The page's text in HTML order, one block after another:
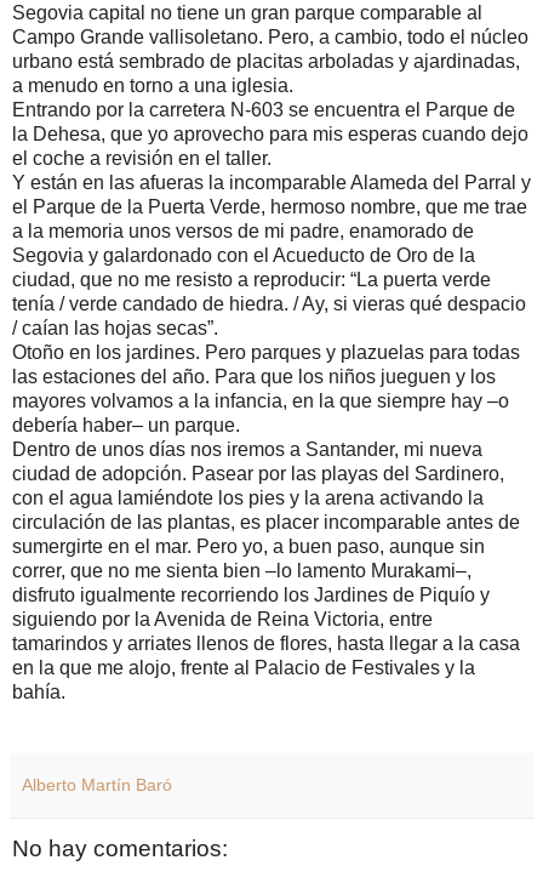
Segovia capital no tiene un gran parque comparable al
Campo Grande vallisoletano. Pero, a cambio, todo el núcleo
urbano está sembrado de placitas arboladas y ajardinadas,
a menudo en torno a una iglesia.
Entrando por la carretera N-603 se encuentra el Parque de
la Dehesa, que yo aprovecho para mis esperas cuando dejo
el coche a revisión en el taller.
Y están en las afueras la incomparable Alameda del Parral y
el Parque de la Puerta Verde, hermoso nombre, que me trae
a la memoria unos versos de mi padre, enamorado de
Segovia y galardonado con el Acueducto de Oro de la
ciudad, que no me resisto a reproducir: “La puerta verde
tenía / verde candado de hiedra. / Ay, si vieras qué despacio
/ caían las hojas secas”.
Otoño en los jardines. Pero parques y plazuelas para todas
las estaciones del año. Para que los niños jueguen y los
mayores volvamos a la infancia, en la que siempre hay –o
debería haber– un parque.
Dentro de unos días nos iremos a Santander, mi nueva
ciudad de adopción. Pasear por las playas del Sardinero,
con el agua lamiéndote los pies y la arena activando la
circulación de las plantas, es placer incomparable antes de
sumergirte en el mar. Pero yo, a buen paso, aunque sin
correr, que no me sienta bien –lo lamento Murakami–,
disfruto igualmente recorriendo los Jardines de Piquío y
siguiendo por la Avenida de Reina Victoria, entre
tamarindos y arriates llenos de flores, hasta llegar a la casa
en la que me alojo, frente al Palacio de Festivales y la
bahía.
Alberto Martín Baró
No hay comentarios: